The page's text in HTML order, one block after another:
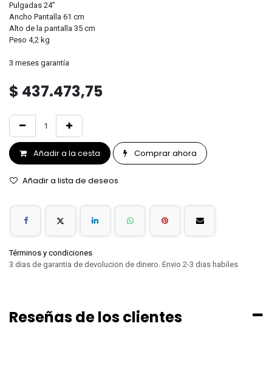
Pulgadas 24”
Ancho Pantalla 61 cm
Alto de la pantalla 35 cm
Peso 4,2 kg
3 meses garantía
$ 437.473,75
Añadir a la cesta Comprar ahora
Añadir a lista de deseos
Términos y condiciones
3 dias de garantia de devolucion de dinero. Envio 2-3 dias habiles
Reseñas de los clientes